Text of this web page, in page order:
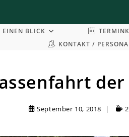
EINEN BLICK
KONTAKT /
September 10, 2018